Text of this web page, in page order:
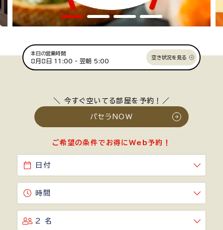
本日の営業時間
8月8日 11:00 -翌朝 5:00
空き状況を見る
＼ 今すぐ空いてる部屋を予約！／
パセラNOW
ご希望の条件でお得にWeb予約！
日付
時間
2 名